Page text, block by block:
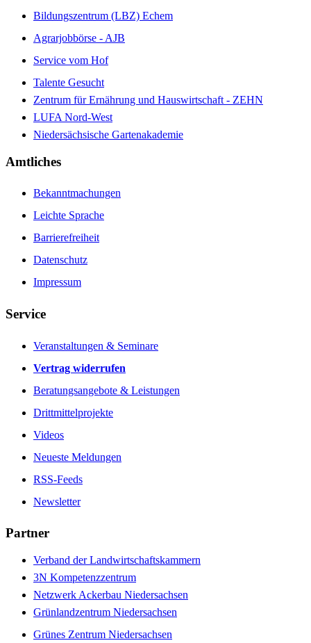
Bildungszentrum (LBZ) Echem
Agrarjobbörse - AJB
Service vom Hof
Talente Gesucht
Zentrum für Ernährung und Hauswirtschaft - ZEHN
LUFA Nord-West
Niedersächsische Gartenakademie
Amtliches
Bekanntmachungen
Leichte Sprache
Barrierefreiheit
Datenschutz
Impressum
Service
Veranstaltungen & Seminare
Vertrag widerrufen
Beratungsangebote & Leistungen
Drittmittelprojekte
Videos
Neueste Meldungen
RSS-Feeds
Newsletter
Partner
Verband der Landwirtschaftskammern
3N Kompetenzzentrum
Netzwerk Ackerbau Niedersachsen
Grünlandzentrum Niedersachsen
Grünes Zentrum Niedersachsen